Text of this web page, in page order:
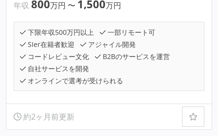
年収 800万円 〜 1,500万円
下限年収500万円以上
一部リモート可
SIer在籍者歓迎
アジャイル開発
コードレビュー文化
B2Bのサービスを運営
自社サービスを開発
オンラインで選考が受けられる
約2ヶ月前更新